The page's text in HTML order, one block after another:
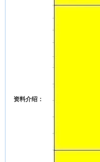
资料介绍：